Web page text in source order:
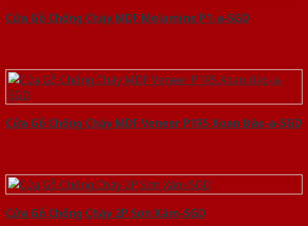
Cửa Gỗ Chống Cháy MDF Melamine P1-a-SGD
Cửa Gỗ Chống Cháy MDF Veneer P1R5 Xoan Đào-a-SGD
Cửa Gỗ Chống Cháy 2P Sơn Xám-SGD